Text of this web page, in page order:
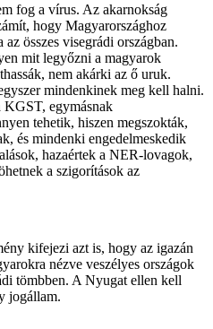
fog a vírus. Az akarnokság
hogy Magyarországhoz
összes visegrádi országban.
mit legyőzni a magyarok
nem akárki az ő uruk.
mindenkinek meg kell halni.
egymásnak
tehetik, hiszen megszokták,
és mindenki engedelmeskedik
hazaértek a NER-lovagok,
a szigorítások az
kifejezi azt is, hogy az igazán
nézve veszélyes országok
tömbben. A Nyugat ellen kell
jogállam.